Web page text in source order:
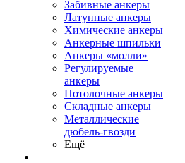
Забивные анкеры
Латунные анкеры
Химические анкеры
Анкерные шпильки
Анкеры «молли»
Регулируемые
анкеры
Потолочные анкеры
Складные анкеры
Металлические
дюбель-гвозди
Ещё